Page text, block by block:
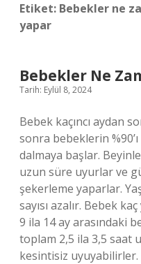
Etiket: Bebekler ne
yapar
Bebekler Ne
Tarih: Eylül 8, 2024
Bebek kaçıncı aydan
sonra bebeklerin
dalmaya başlar.
uzun süre uyurlar ve
şekerleme yaparlar.
sayısı azalır. Bebek
9 ila 14 ay arasındaki
toplam 2,5 ila 3,5 saat
kesintisiz uyuyabilirler.